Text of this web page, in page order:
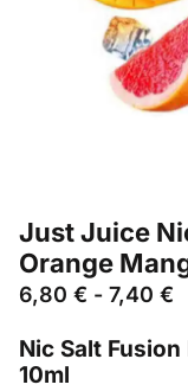
Just Juice
Orange
6,80 € - 7,40 €
Nic Salt
10ml